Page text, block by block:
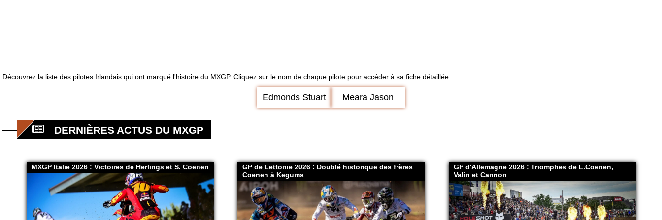
Découvrez la liste des pilotes Irlandais qui ont marqué l'histoire du MXGP. Cliquez sur le nom de chaque pilote pour accéder à sa fiche détaillée.
Edmonds Stuart Meara Jason
DERNIÈRES ACTUS DU MXGP
MXGP Italie 2026 : Victoires de Herlings et S. Coenen
GP de Lettonie 2026 : Doublé historique des frères
Coenen à Kegums
GP d'Allemagne 2026 : Triomphes de L.Coenen,
Valin et Cannon